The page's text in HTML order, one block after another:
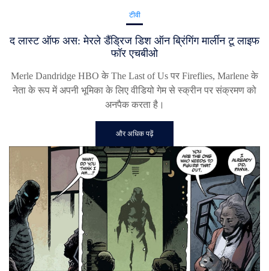
टीवी
द लास्ट ऑफ अस: मेरले डैंड्रिज डिश ऑन ब्रिंगिंग मार्लीन टू लाइफ
फॉर एचबीओ
Merle Dandridge HBO के The Last of Us पर Fireflies, Marlene के
नेता के रूप में अपनी भूमिका के लिए वीडियो गेम से स्क्रीन पर संक्रमण को
अनपैक करता है।
और अधिक पढ़ें